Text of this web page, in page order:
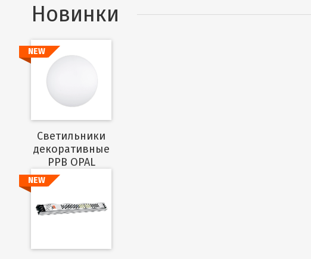
Новинки
NEW
Cветильники
декоративные
PPB OPAL
Подробнее
NEW